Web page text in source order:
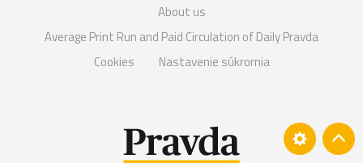
About us
Average Print Run and Paid Circulation of Daily Pravda
Cookies
Nastavenie súkromia